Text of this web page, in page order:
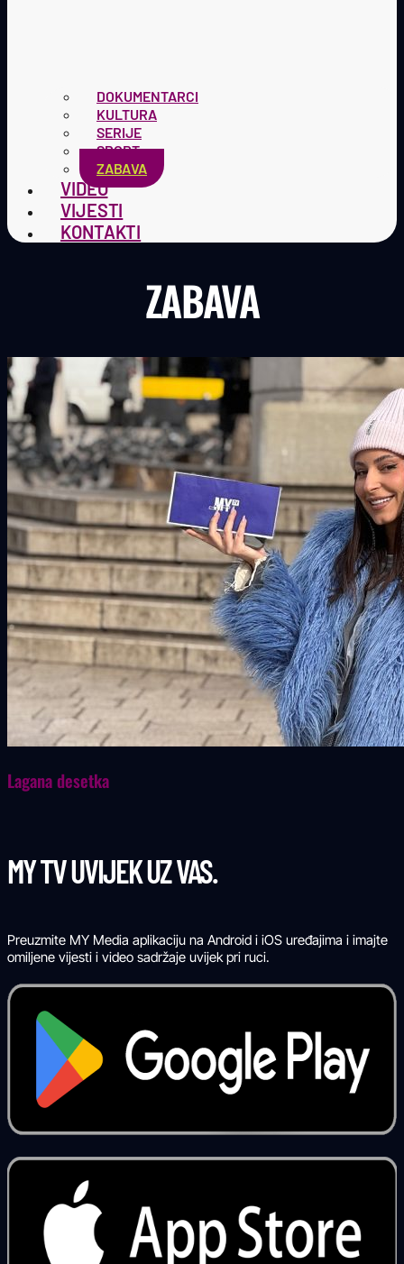
DOKUMENTARCI
KULTURA
SERIJE
SPORT
ZABAVA
VIDEO
VIJESTI
KONTAKTI
ZABAVA
Lagana desetka
MY TV UVIJEK UZ VAS.
Preuzmite MY Media aplikaciju na Android i iOS uređajima i imajte
omiljene vijesti i video sadržaje uvijek pri ruci.